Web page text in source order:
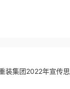
装集团2022年宣传思